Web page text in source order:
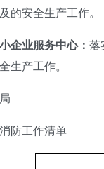
的安全生产工作。
企业服务中心： 落
生产工作。
防工作清单